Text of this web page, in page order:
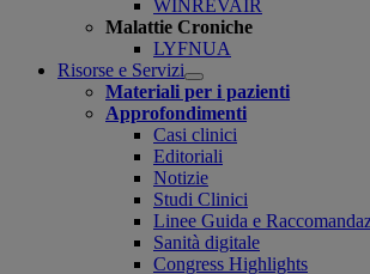
WINREVAIR
Malattie Croniche
LYFNUA
Risorse e Servizi
Open
submenu
Materiali per i pazienti
Approfondimenti
Casi clinici
Editoriali
Notizie
Studi Clinici
Linee Guida e
Sanità digitale
Congress Highlights